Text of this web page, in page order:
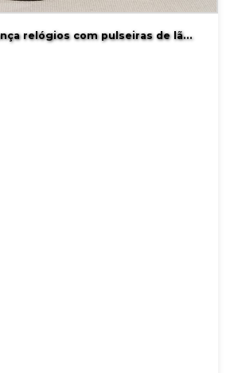
relógios com pulseiras de lã…